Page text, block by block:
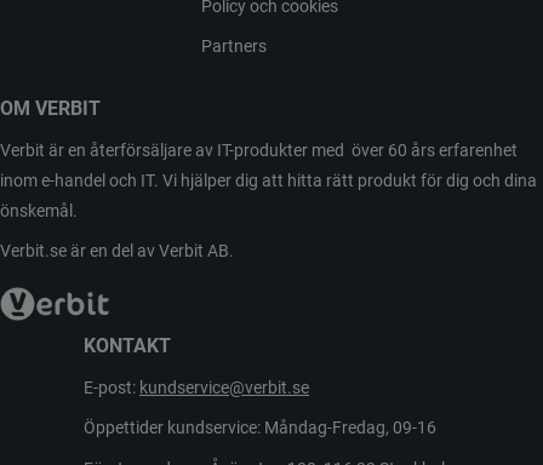
Policy och cookies
Partners
OM VERBIT
Verbit är en återförsäljare av IT-produkter med över 60 års erfarenhet
inom e-handel och IT. Vi hjälper dig att hitta rätt produkt för dig och dina
önskemål.
Verbit.se är en del av Verbit AB.
KONTAKT
E-post: kundservice@verbit.se
Öppettider kundservice: Måndag-Fredag, 09-16